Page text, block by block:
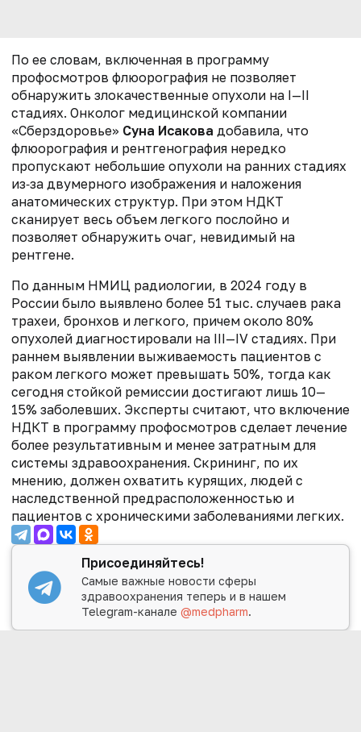
По ее словам, включенная в программу
профосмотров флюорография не позволяет
обнаружить злокачественные опухоли на I—II
стадиях. Онколог медицинской компании
«Сберздоровье» Суна Исакова добавила, что
флюорография и рентгенография нередко
пропускают небольшие опухоли на ранних стадиях
из‑за двумерного изображения и наложения
анатомических структур. При этом НДКТ
сканирует весь объем легкого послойно и
позволяет обнаружить очаг, невидимый на
рентгене.
По данным НМИЦ радиологии, в 2024 году в
России было выявлено более 51 тыс. случаев рака
трахеи, бронхов и легкого, причем около 80%
опухолей диагностировали на III—IV стадиях. При
раннем выявлении выживаемость пациентов с
раком легкого может превышать 50%, тогда как
сегодня стойкой ремиссии достигают лишь 10—
15% заболевших. Эксперты считают, что включение
НДКТ в программу профосмотров сделает лечение
более результативным и менее затратным для
системы здравоохранения. Скрининг, по их
мнению, должен охватить курящих, людей с
наследственной предрасположенностью и
пациентов с хроническими заболеваниями легких.
Присоединяйтесь!
Самые важные новости сферы
здравоохранения теперь и в нашем
Telegram-канале@medpharm.